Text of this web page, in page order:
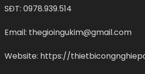
SĐT: 0978.939.514
Email: thegioingukim@gmail.com
Website: https://